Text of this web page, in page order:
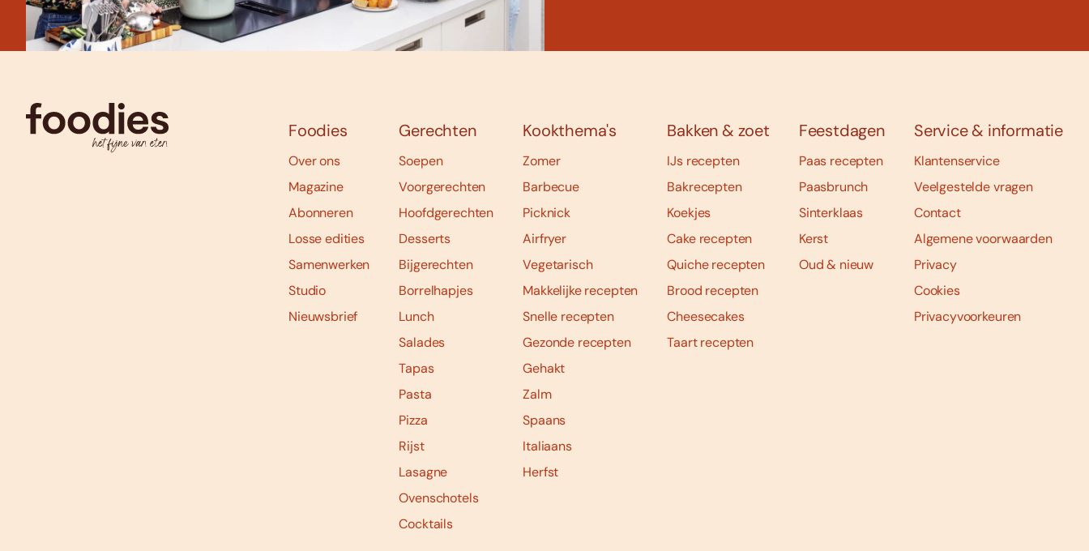
Foodies
Over ons
Magazine
Abonneren
Losse edities
Samenwerken
Studio
Nieuwsbrief
Gerechten
Soepen
Voorgerechten
Hoofdgerechten
Desserts
Bijgerechten
Borrelhapjes
Lunch
Salades
Tapas
Pasta
Pizza
Rijst
Lasagne
Ovenschotels
Cocktails
Kookthema's
Zomer
Barbecue
Picknick
Airfryer
Vegetarisch
Makkelijke recepten
Snelle recepten
Gezonde recepten
Gehakt
Zalm
Spaans
Italiaans
Herfst
Bakken & zoet
IJs recepten
Bakrecepten
Koekjes
Cake recepten
Quiche recepten
Brood recepten
Cheesecakes
Taart recepten
Feestdagen
Paas recepten
Paasbrunch
Sinterklaas
Kerst
Oud & nieuw
Service & informatie
Klantenservice
Veelgestelde vragen
Contact
Algemene voorwaarden
Privacy
Cookies
Privacyvoorkeuren